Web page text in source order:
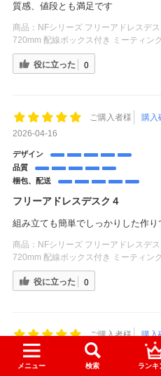
質感、値段とも満足です
商品： NFシリーズ フリーアドレスデ
720mm 配線ボックス付き ミーティン
役に立った 0
ご購入者様
購入
2026-04-16
デザイン
品質
梱包、配送
フリーアドレスデスク４
組み立ても簡単でしっかりした作り
商品： NFシリーズ フリーアドレスデ
720mm 配線ボックス付き ミーティン
役に立った 0
ご購入者様
購入
2026-04-13
デザイン
メニュー 検索 ランキ